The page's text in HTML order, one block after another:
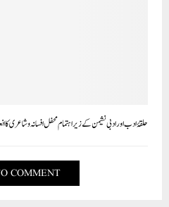
حلقۂ ادب اور ادبی نشیمن کے زیر اہتمام محفل افسانہ و شاعری کا
COMMENT